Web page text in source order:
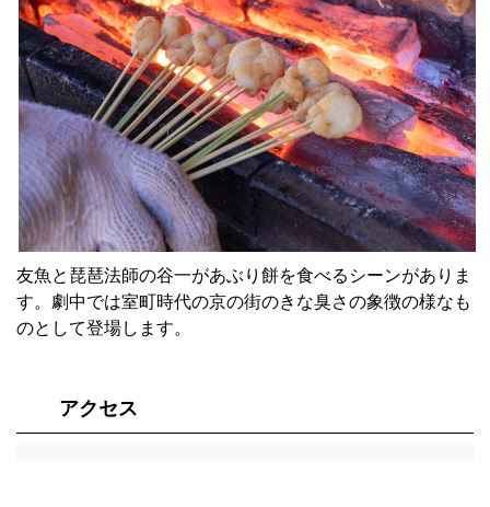
友魚と琵琶法師の谷一があぶり餅を食べるシーンがありま
す。劇中では室町時代の京の街のきな臭さの象徴の様なも
のとして登場します。
アクセス